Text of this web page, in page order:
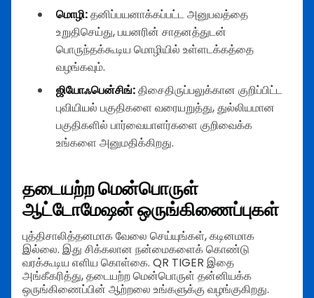
மொழி:தனிப்பயனாக்கப்பட்ட அனுபவத்தை
உறுதிசெய்து, பயனரின் சாதனத்துடன்
பொருந்தக்கூடிய மொழியில் உள்ளடக்கத்தை
வழங்கவும்.
ஜியோஃபென்சிங்:திசைதிருப்பலுக்கான குறிப்பிட்ட
புவியியல் பகுதிகளை வரையறுத்து, துல்லியமான
பகுதிகளில் பார்வையாளர்களை குறிவைக்க
உங்களை அனுமதிக்கிறது.
தடையற்ற மென்பொருள்
ஆட்டோமேஷன் ஒருங்கிணைப்புகள்
புத்திசாலித்தனமாக வேலை செய்யுங்கள், கடினமாக
இல்லை. இது சிக்கலான நன்மைகளைக் கொண்டு
வரக்கூடிய எளிய கொள்கை. QR TIGER இதை
அங்கீகரித்து, தடையற்ற மென்பொருள் தன்னியக்க
ஒருங்கிணைப்பின் ஆற்றலை உங்களுக்கு வழங்குகிறது.